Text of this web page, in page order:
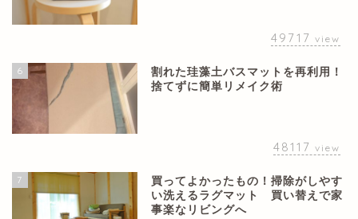
49717 view
6
割れた珪藻土バスマットを再利用！
捨てずに簡単リメイク術
48117 view
7
買ってよかったもの！掃除がしやす
い洗えるラグマット 買い替えで家
事楽なリビングへ